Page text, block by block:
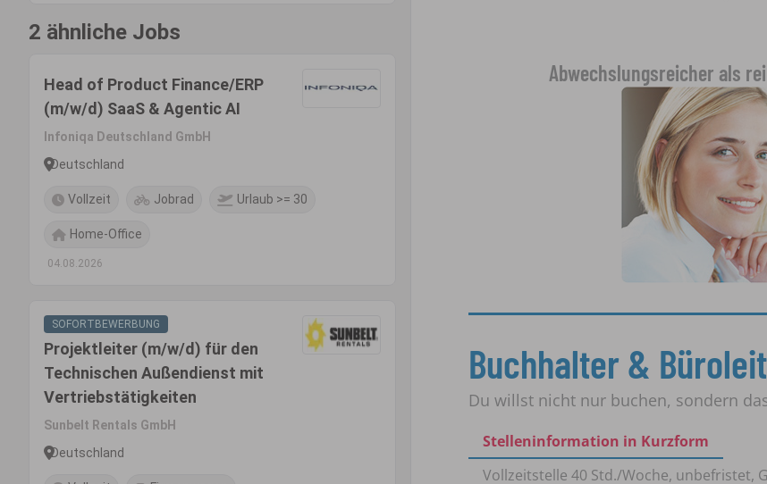
2 ähnliche Jobs
Head of Product Finance/ERP
(m/w/d) SaaS & Agentic AI
Infoniqa Deutschland GmbH
Deutschland
Vollzeit Jobrad Urlaub >= 30
Home-Office
04.08.2026
SOFORTBEWERBUNG
Projektleiter (m/w/d) für den
Technischen Außendienst mit
Vertriebstätigkeiten
Sunbelt Rentals GmbH
Deutschland